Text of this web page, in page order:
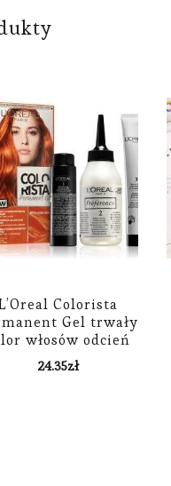
Colorista
Gel trwały
włosów odcień
Electric Mango
24.35zł